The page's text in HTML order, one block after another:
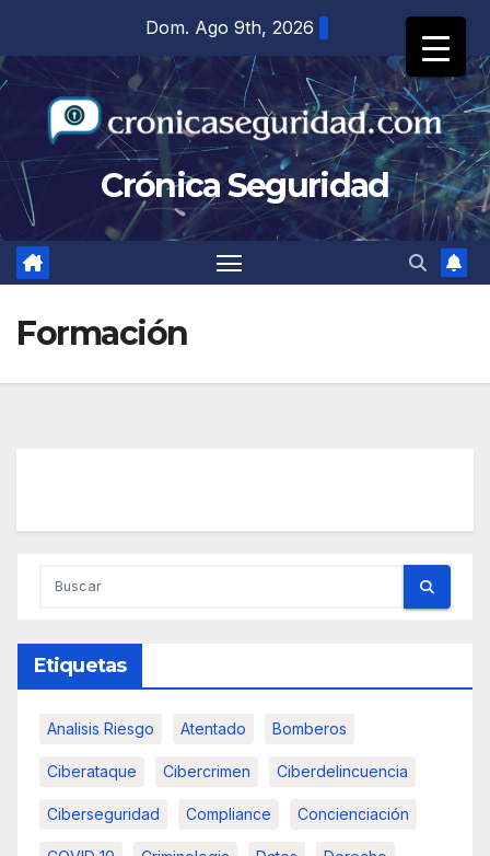
contenido
Dom. Ago 9th, 2026
Crónica Seguridad
Formación
Etiquetas
Analisis Riesgo Atentado Bomberos
Ciberataque Cibercrimen Ciberdelincuencia
Ciberseguridad Compliance Concienciación